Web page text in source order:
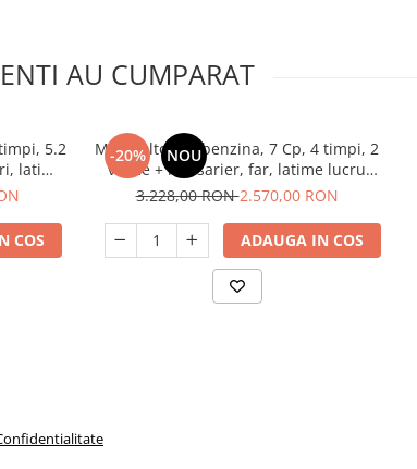
AU CUMPARAT
5.2
latime
COS
-20% NOU
Motocultor pe benzina, 7 Cp, 4 timpi, 2
viteze + marsarier, far, latime lucru
1200mm, 212 cm³, accesorii incluse,
3.228,00 RON2.570,00 RON
ADAUGA IN COS